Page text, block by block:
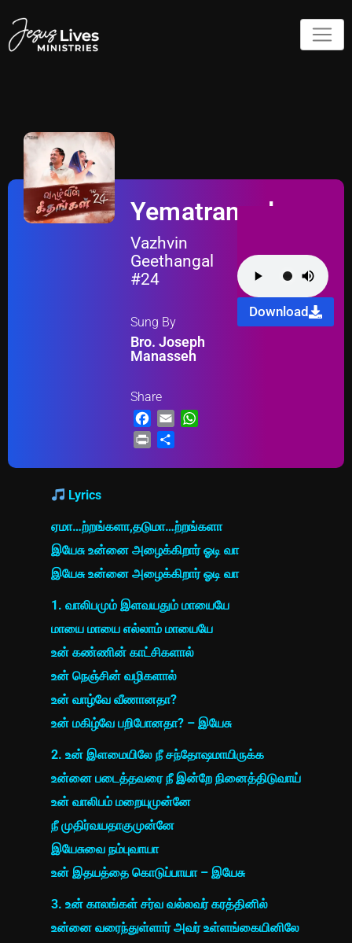
Yematrangala
Vazhvin
Geethangal
#24
Sung By
Bro. Joseph
Manasseh
Share
Facebook
Email
Print
Download
Lyrics
ஏமா…ற்றங்களா,தடுமா…ற்றங்களா
இயேசு உன்னை அழைக்கிறார் ஓடி வா
இயேசு உன்னை அழைக்கிறார் ஓடி வா
1. வாலிபமும் இளவயதும் மாயையே
மாயை மாயை எல்லாம் மாயையே
உன் கண்ணின் காட்சிகளால்
உன் நெஞ்சின் வழிகளால்
உன் வாழ்வே வீணானதா?
உன் மகிழ்வே பறிபோனதா? – இயேசு
2. உன் இளமையிலே நீ சந்தோஷமாயிருக்க
உன்னை படைத்தவரை நீ இன்றே நினைத்திடுவாய்
உன் வாலிபம் மறையுமுன்னே
நீ முதிர்வயதாகுமுன்னே
இயேசுவை நம்புவாயா
உன் இதயத்தை கொடுப்பாயா – இயேசு
3. உன் காலங்கள் சர்வ வல்லவர் கரத்தினில்
உன்னை வரைந்துள்ளார் அவர் உள்ளங்கையினிலே